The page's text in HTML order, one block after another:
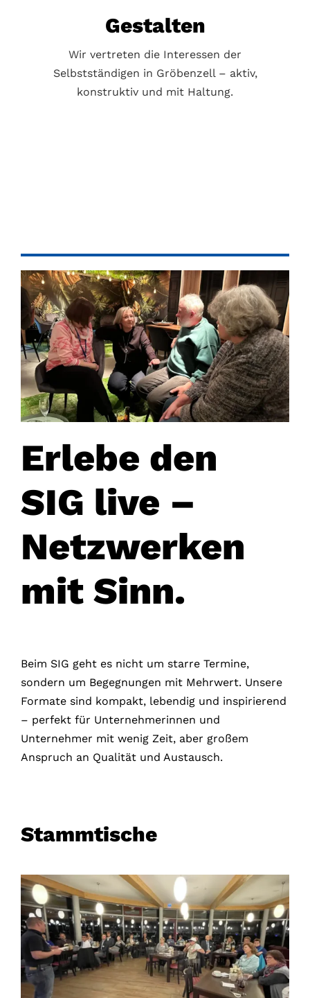
Gestalten
Wir vertreten die Interessen der
Selbstständigen in Gröbenzell – aktiv,
konstruktiv und mit Haltung.
Erlebe den
SIG live –
Netzwerken
mit Sinn.
Beim SIG geht es nicht um starre Termine,
sondern um Begegnungen mit Mehrwert. Unsere
Formate sind kompakt, lebendig und inspirierend
– perfekt für Unternehmerinnen und
Unternehmer mit wenig Zeit, aber großem
Anspruch an Qualität und Austausch.
Stammtische